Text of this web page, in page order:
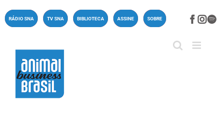
paraRÁDIO SNA TV SNA BIBLIOTECA ASSINE SOBRE